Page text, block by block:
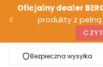
Oficjalny dealer
produkty z
Bezpieczna wysyłka